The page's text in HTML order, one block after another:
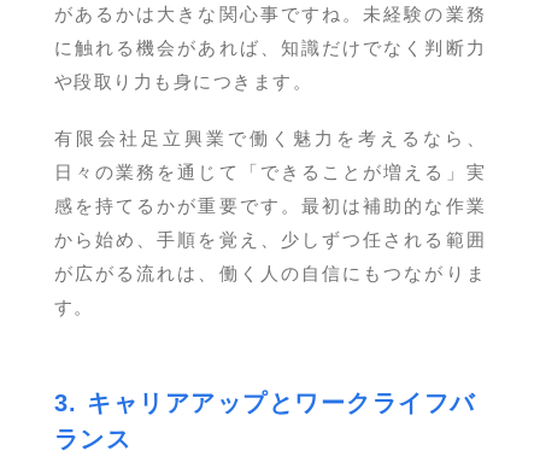
があるかは大きな関心事ですね。未経験の業務
に触れる機会があれば、知識だけでなく判断力
や段取り力も身につきます。
有限会社足立興業で働く魅力を考えるなら、
日々の業務を通じて「できることが増える」実
感を持てるかが重要です。最初は補助的な作業
から始め、手順を覚え、少しずつ任される範囲
が広がる流れは、働く人の自信にもつながりま
す。
3. キャリアアップとワークライフバ
ランス